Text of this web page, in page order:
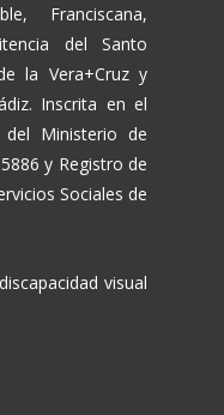
Franciscana,
del Santo
la Vera+Cruz y
Inscrita en el
del Ministerio de
y Registro de
Sociales de
visual